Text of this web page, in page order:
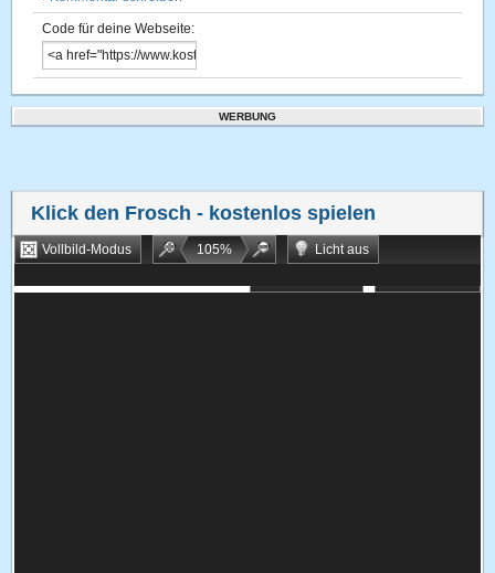
Code für deine Webseite:
WERBUNG
Klick den Frosch - kostenlos spielen
Vollbild-Modus 105%
Licht aus